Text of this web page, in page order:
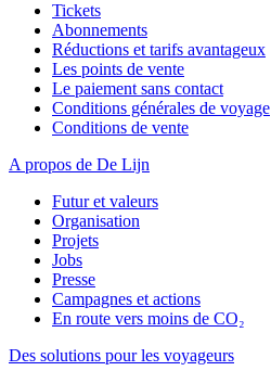
Tickets
Abonnements
Réductions et tarifs avantageux
Les points de vente
Le paiement sans contact
Conditions générales de voyage
Conditions de vente
A propos de De Lijn
Futur et valeurs
Organisation
Projets
Jobs
Presse
Campagnes et actions
En route vers moins de CO₂
Des solutions pour les voyageurs